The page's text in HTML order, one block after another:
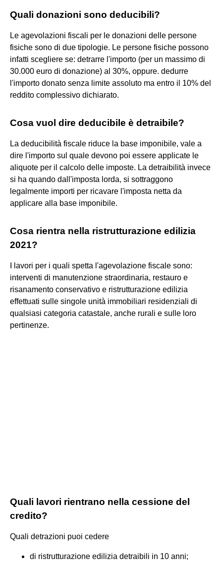
Quali donazioni sono deducibili?
Le agevolazioni fiscali per le donazioni delle persone
fisiche sono di due tipologie. Le persone fisiche possono
infatti scegliere se: detrarre l'importo (per un massimo di
30.000 euro di donazione) al 30%, oppure. dedurre
l'importo donato senza limite assoluto ma entro il 10% del
reddito complessivo dichiarato.
Cosa vuol dire deducibile è detraibile?
La deducibilità fiscale riduce la base imponibile, vale a
dire l'importo sul quale devono poi essere applicate le
aliquote per il calcolo delle imposte. La detraibilità invece
si ha quando dall'imposta lorda, si sottraggono
legalmente importi per ricavare l'imposta netta da
applicare alla base imponibile.
Cosa rientra nella ristrutturazione edilizia
2021?
I lavori per i quali spetta l'agevolazione fiscale sono:
interventi di manutenzione straordinaria, restauro e
risanamento conservativo e ristrutturazione edilizia
effettuati sulle singole unità immobiliari residenziali di
qualsiasi categoria catastale, anche rurali e sulle loro
pertinenze.
Quali lavori rientrano nella cessione del
credito?
Quali detrazioni puoi cedere
di ristrutturazione edilizia detraibili in 10 anni;